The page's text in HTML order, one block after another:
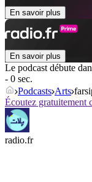
En savoir plus
En savoir plus
Le podcast débute
- 0 sec.
Podcasts Arts
Écoutez gratuitement
radio.fr